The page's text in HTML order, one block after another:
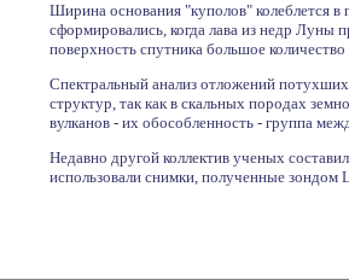
Ширина основания "куполов" колеблется
сформировались, когда лава из недр Луны
поверхность спутника большое
Спектральный анализ отложений
структур, так как в скальных породах
вулканов - их обособленность - группа
Недавно другой коллектив ученых
использовали снимки, полученные зондом